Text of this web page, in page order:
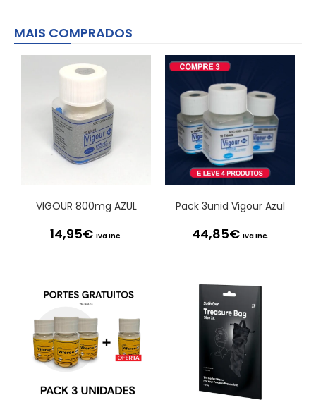
MAIS COMPRADOS
VIGOUR 800mg AZUL
14,95€ Iva Inc.
Pack 3unid Vigour Azul
44,85€ Iva Inc.